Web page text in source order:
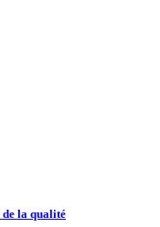
la qualité